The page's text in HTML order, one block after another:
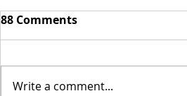
Joseph Alcazar
88 Comments
Write a comment...